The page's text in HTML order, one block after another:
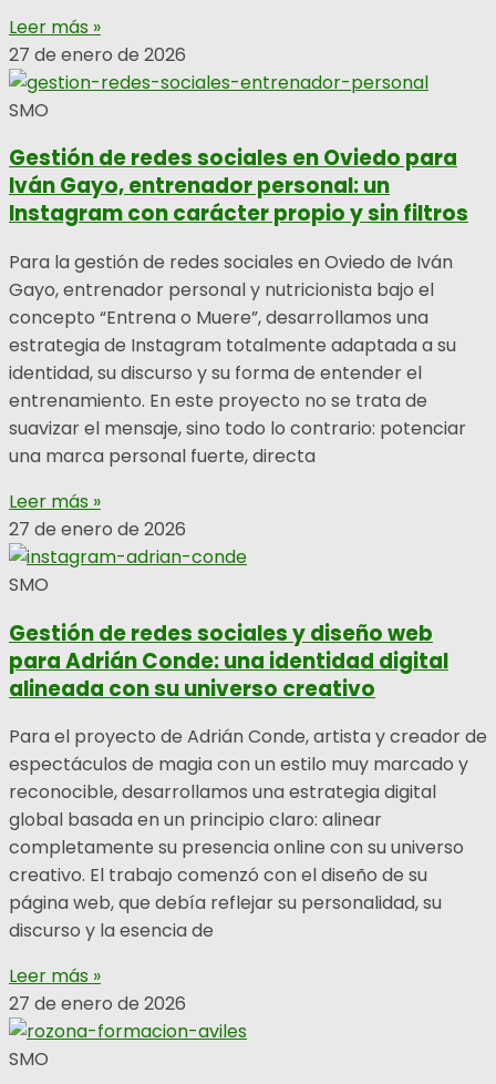
Leer más »
27 de enero de 2026
SMO
Gestión de redes sociales en Oviedo para
Iván Gayo, entrenador personal: un
Instagram con carácter propio y sin filtros
Para la gestión de redes sociales en Oviedo de Iván
Gayo, entrenador personal y nutricionista bajo el
concepto “Entrena o Muere”, desarrollamos una
estrategia de Instagram totalmente adaptada a su
identidad, su discurso y su forma de entender el
entrenamiento. En este proyecto no se trata de
suavizar el mensaje, sino todo lo contrario: potenciar
una marca personal fuerte, directa
Leer más »
27 de enero de 2026
SMO
Gestión de redes sociales y diseño web
para Adrián Conde: una identidad digital
alineada con su universo creativo
Para el proyecto de Adrián Conde, artista y creador de
espectáculos de magia con un estilo muy marcado y
reconocible, desarrollamos una estrategia digital
global basada en un principio claro: alinear
completamente su presencia online con su universo
creativo. El trabajo comenzó con el diseño de su
página web, que debía reflejar su personalidad, su
discurso y la esencia de
Leer más »
27 de enero de 2026
SMO